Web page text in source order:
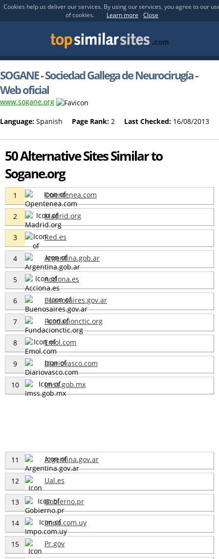
Cookies help us deliver our services. By using our services, you agree to our
of cookies.
Learn more Close
SOGANE - Sociedad Gallega de Neurocirugía -
Web oficial
www.sogane.org
Language: Spanish Page Rank: 2 Last Checked: 16/08/2013
50 Alternative Sites Similar to
Sogane.org
1 Opentenea.com
2 Madrid.org
3 Red.es
4 Argentina.gob.ar
5 Acciona.es
6 Buenosaires.gov.ar
7 Fundacionctic.org
8 Emol.com
9 Diariovasco.com
10 Imss.gob.mx
11 Argentina.gov.ar
12 Ual.es
13 Gobierno.pr
14 Impo.com.uy
15 Pr.gov